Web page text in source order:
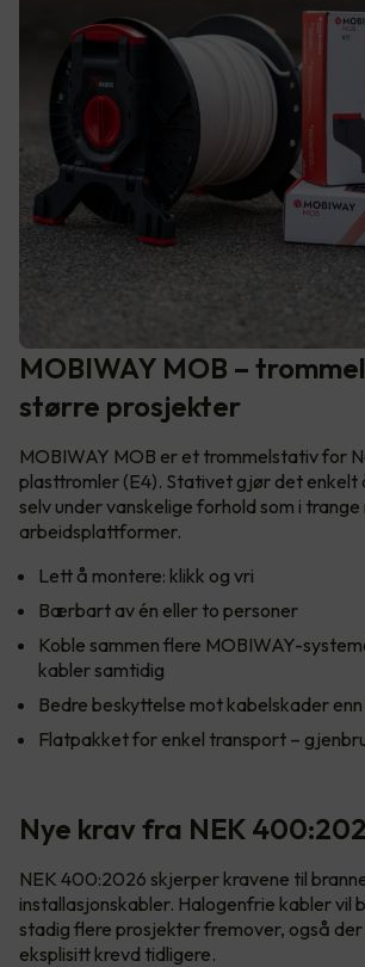
MOBIWAY MOB –
større prosjekter
MOBIWAY MOB er et trommelstativ for
plasttromler (E4). Stativet gjør det enkelt
selv under vanskelige forhold som i
arbeidsplattformer.
Lett å montere: klikk og vri
Bærbart av én eller to personer
Koble sammen flere MOBIWAY-
kabler samtidig
Bedre beskyttelse mot kabelskader
Flatpakket for enkel transport –
Nye krav fra NEK
NEK 400:2026 skjerper kravene til
installasjonskabler. Halogenfrie kabler vil
stadig flere prosjekter fremover, også
eksplisitt krevd tidligere.